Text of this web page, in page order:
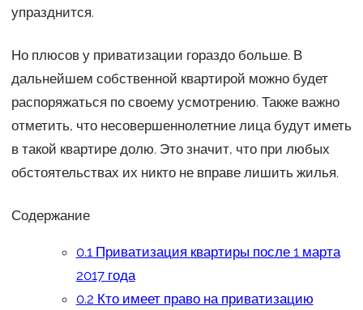
упразднится.
Но плюсов у приватизации гораздо больше. В
дальнейшем собственной квартирой можно будет
распоряжаться по своему усмотрению. Также важно
отметить, что несовершеннолетние лица будут иметь
в такой квартире долю. Это значит, что при любых
обстоятельствах их никто не вправе лишить жилья.
Содержание
0.1Приватизация квартиры после 1 марта
2017 года
0.2 Кто имеет право на приватизацию